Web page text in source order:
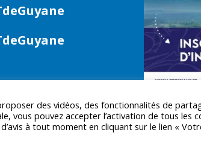
des vidéos, des fonctionnalités de
vous pouvez accepter l’activation de tous les
à tout moment en cliquant sur le lien «